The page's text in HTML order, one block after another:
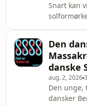
Snart kan
afgørende
af tidens
decideret
opleve
om en
Den
danske
aug. 2, 2026
Den unge,
dansker